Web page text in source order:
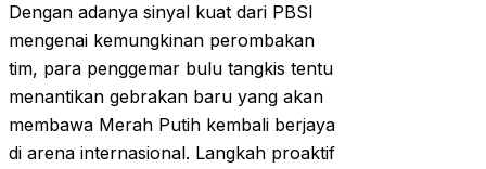
Dengan adanya sinyal kuat dari PBSI
mengenai kemungkinan perombakan
tim, para penggemar bulu tangkis tentu
menantikan gebrakan baru yang akan
membawa Merah Putih kembali berjaya
di arena internasional. Langkah proaktif